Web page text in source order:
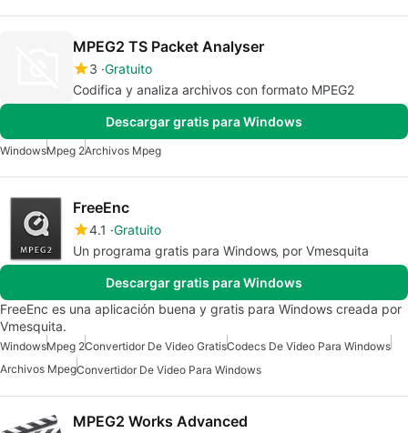
MPEG2 TS Packet Analyser
3 Gratuito
Codifica y analiza archivos con formato MPEG2
Descargar gratis para Windows
WindowsMpeg 2Archivos Mpeg
FreeEnc
4.1 Gratuito
Un programa gratis para Windows‚ por Vmesquita
Descargar gratis para Windows
FreeEnc es una aplicación buena y gratis para Windows creada por
Vmesquita.
WindowsMpeg 2Convertidor De Video GratisCodecs De Video Para Windows
Archivos MpegConvertidor De Video Para Windows
MPEG2 Works Advanced